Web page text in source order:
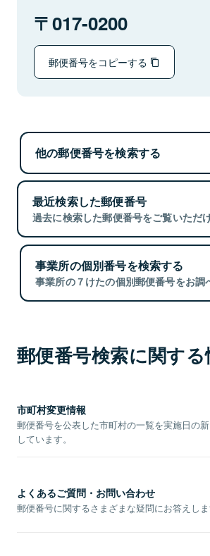
017-0200
郵便番号をコピーする
他の郵便番号を検索する
最近検索した郵便番号
過去に検索した郵便番号をご覧いただけ
事業所の個別番号を検索する
事業所の７けたの個別郵便番号をお調
郵便番号検索に関する
市町村変更情報
郵便番号を公表した市町村の一覧を実施日の
しています。
よくあるご質問・お問い合わせ
郵便番号に関するさまざまな疑問にお答えしま